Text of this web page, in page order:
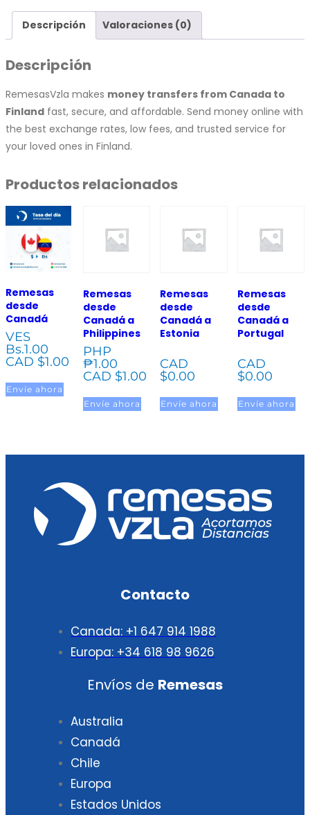
Descripción Valoraciones (0)
Descripción
RemesasVzla makes money transfers from Canada to
Finland fast, secure, and affordable. Send money online with
the best exchange rates, low fees, and trusted service for
your loved ones in Finland.
Productos relacionados
Remesas
desde
Canadá
VES
Bs.1.00
CAD $1.00
Envíe ahora
Remesas
desde
Canadá a
Philippines
PHP
₱1.00
CAD $1.00
Envíe ahora
Remesas
desde
Canadá a
Estonia
CAD
$0.00
Envíe ahora
Remesas
desde
Canadá a
Portugal
CAD
$0.00
Envíe ahora
Contacto
Canada: +1 647 914 1988
Europa: +34 618 98 9626
Envíos de Remesas
Australia
Canadá
Chile
Europa
Estados Unidos